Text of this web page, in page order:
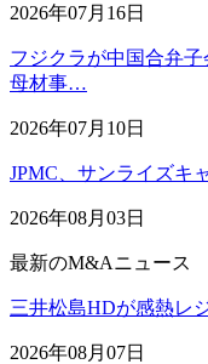
2026年07月16日
フジクラが中国合弁
母材事…
2026年07月10日
JPMC、サンライズキ
2026年08月03日
最新のM&Aニュース
三井松島HDが感熱レ
2026年08月07日